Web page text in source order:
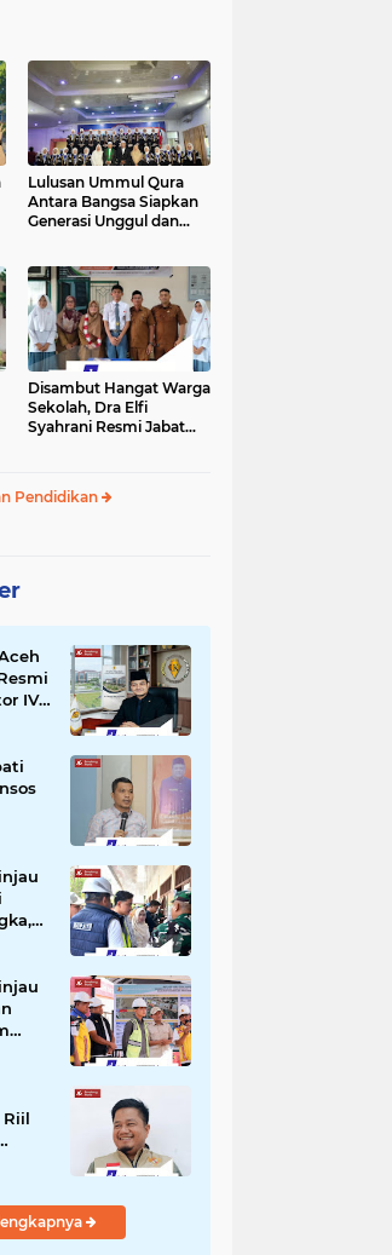
Lulusan Ummul Qura
Antara Bangsa Siapkan
Generasi Unggul dan
Disambut Hangat Warga
Sekolah, Dra Elfi
Syahrani Resmi Jabat
Pendidikan
IV
Riil